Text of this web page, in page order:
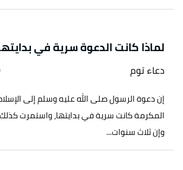
لماذا كانت الدعوة سرية في
دعاء توم
إن دعوة الرسول صلى الله عليه وسلم إلى
المكرمة كانت سرية في بدايتها، واستمرت
وإن ثلاث سنوات...